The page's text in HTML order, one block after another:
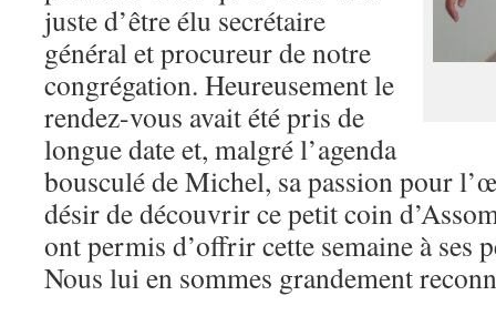
juste d’être élu secrétaire
général et procureur de notre
congrégation. Heureusement le
rendez-vous avait été pris de
longue date et, malgré l’agenda
bousculé de Michel, sa passion pour
désir de découvrir ce petit coin
ont permis d’offrir cette semaine à ses
Nous lui en sommes grandement